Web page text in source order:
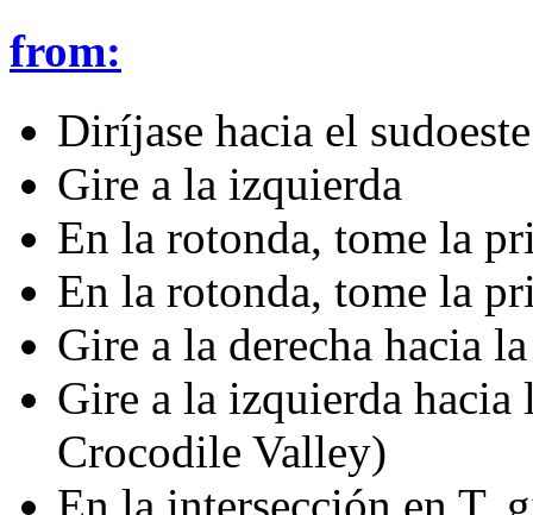
from:
Diríjase hacia el sudoeste
Gire a la izquierda
En la rotonda, tome la
En la rotonda, tome la
Gire a la derecha hacia
Gire a la izquierda hacia
Crocodile Valley)
En la intersección en T,